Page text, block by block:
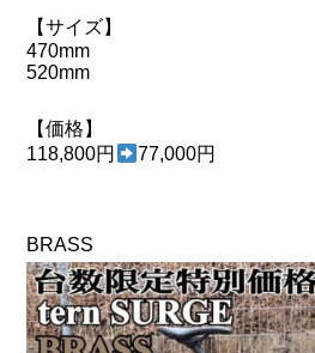
tern SURGE
tern SURGE PRO
【サイズ】
470mm
520mm
【価格】
118,800円
77,000円
BRASS